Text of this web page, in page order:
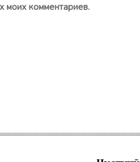
моих комментариев.